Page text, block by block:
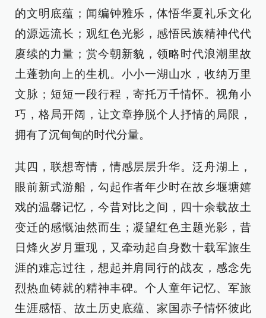
的文明底蕴；闻编钟雅乐，体悟华夏礼乐文化
的源远流长；观红色光影，感悟民族精神代代
赓续的力量；赏今朝新貌，领略时代浪潮里故
土蓬勃向上的生机。小小一湖山水，收纳万里
文脉；短短一段行程，寄托万千情怀。视角小
巧，格局开阔，让文章挣脱个人抒情的局限，
拥有了沉甸甸的时代分量。
其四，联想寄情，情感层层升华。泛舟湖上，
眼前新式游船，勾起作者年少时在故乡堰塘嬉
戏的温馨记忆，今昔对比之间，四十余载故土
变迁的感慨油然而生；凝望红色主题光影，昔
日烽火岁月重现，又牵动起自身数十载军旅生
涯的难忘过往，想起并肩同行的战友，感念先
烈热血铸就的精神丰碑。个人童年记忆、军旅
生涯感悟、故土历史底蕴、家国赤子情怀彼此